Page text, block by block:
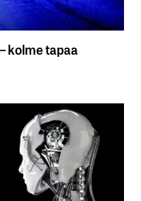
kolme tapaa